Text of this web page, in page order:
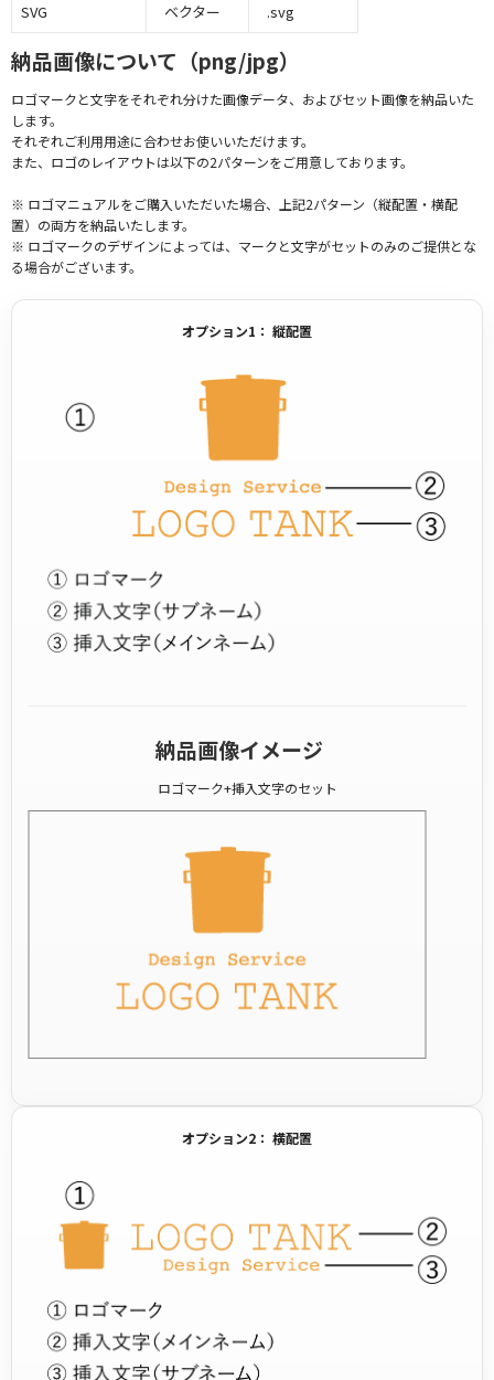
SVG
ベクター .svg
納品画像について（png/jpg）
ロゴマークと文字をそれぞれ分けた画像データ、およびセット画像を納品いた
します。
それぞれご利用用途に合わせお使いいただけます。
また、ロゴのレイアウトは以下の2パターンをご用意しております。
※ ロゴマニュアルをご購入いただいた場合、上記2パターン（縦配置・横配
置）の両方を納品いたします。
※ ロゴマークのデザインによっては、マークと文字がセットのみのご提供とな
る場合がございます。
オプション1： 縦配置
納品画像イメージ
ロゴマーク+挿入文字のセット
オプション2： 横配置